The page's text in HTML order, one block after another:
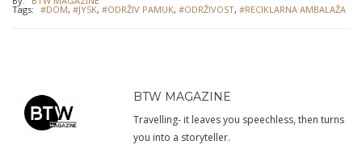
Tags: #DOM, #JYSK, #ODRŽIV PAMUK, #ODRŽIVOST, #RECIKLARNA AMBALAŽA
BTW MAGAZINE
Travelling- it leaves you speechless, then turns
you into a storyteller.